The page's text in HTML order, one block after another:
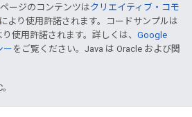
ージのコンテンツはクリエイティブ・コモ
により使用許諾されます。コードサンプルは
り使用許諾されます。詳しくは、 Google
ー をご覧ください。Java は Oracle および関